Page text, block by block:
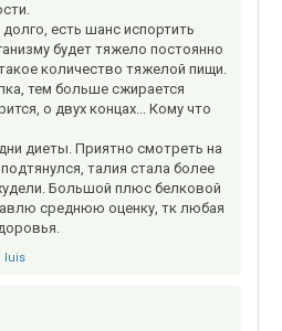
есть шанс испортить
будет тяжело постоянно
количество тяжелой пищи.
тем больше сжирается
о двух концах... Кому что
диеты. Приятно смотреть на
талия стала более
Большой плюс белковой
среднюю оценку, тк любая
luis